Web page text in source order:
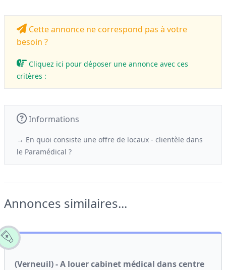
Cette annonce ne correspond pas à votre
besoin ?
Cliquez ici pour déposer une annonce avec ces
critères :
Informations
→ En quoi consiste une offre de locaux - clientèle dans
le Paramédical ?
Annonces similaires...
(Verneuil) - A louer cabinet médical dans centre